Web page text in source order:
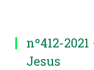
nº412-
Jesus